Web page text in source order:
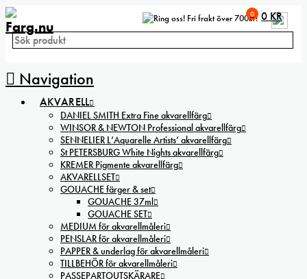
Fri frakt över 700kr!
Navigation
0 0 KR
AKVARELL
DANIEL SMITH Extra Fine akvarellfärg
WINSOR & NEWTON Professional akvarellfärg
SENNELIER L’Aquarelle Artists’ akvarellfärg
St PETERSBURG White Nights akvarellfärg
KREMER Pigmente akvarellfärg
AKVARELLSET
GOUACHE färger & set
GOUACHE 37ml
GOUACHE SET
MEDIUM för akvarellmåleri
PENSLAR för akvarellmåleri
PAPPER & underlag för akvarellmåleri
TILLBEHÖR för akvarellmåleri
PASSEPARTOUTSKÄRARE